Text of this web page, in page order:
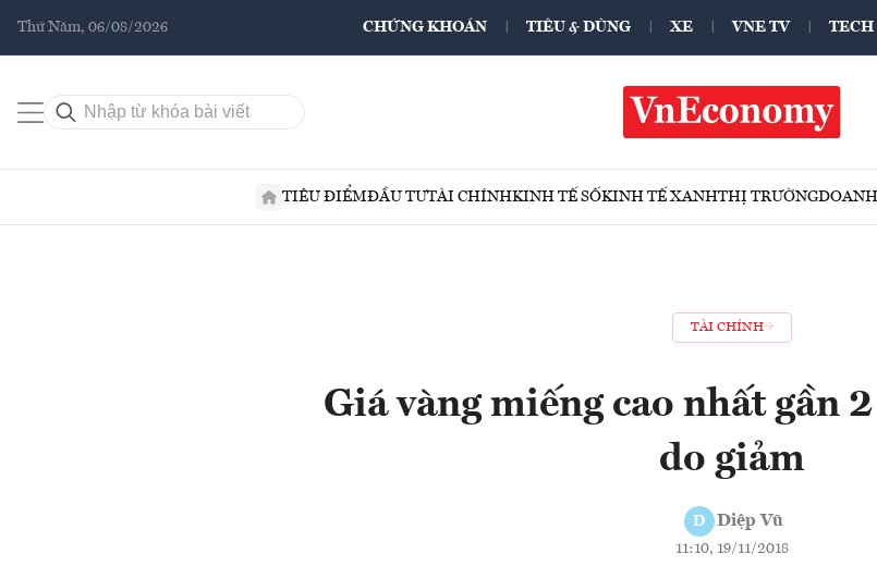
Thứ Năm, 06/08/2026 CHỨNG KHOÁN TIÊU & DÙNG XE VNE TV TECH
TIÊU ĐIỂMĐẦU TƯTÀI CHÍNHKINH TẾ SỐKINH TẾ XANHTHỊ TRƯỜNG
TÀI CHÍNH
Giá vàng miếng cao nhất gần
do giảm
D Diệp Vũ
11:10, 19/11/2018